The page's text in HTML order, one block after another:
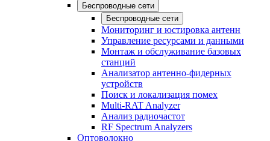
Беспроводные сети
Беспроводные сети
Мониторинг и юстировка антенн
Управление ресурсами и данными
Монтаж и обслуживание базовых
станций
Анализатор антенно-фидерных
устройств
Поиск и локализация помех
Multi-RAT Analyzer
Анализ радиочастот
RF Spectrum Analyzers
Оптоволокно